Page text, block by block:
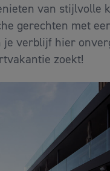
van stijlvolle
gerechten met
je verblijf hier
zoekt!